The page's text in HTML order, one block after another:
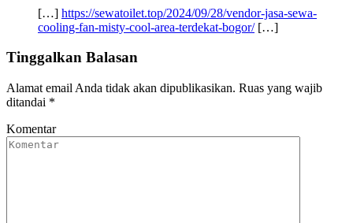
[…] https://sewatoilet.top/2024/09/28/vendor-jasa-sewa-
cooling-fan-misty-cool-area-terdekat-bogor/[…]
Tinggalkan Balasan
Alamat email Anda tidak akan dipublikasikan. Ruas yang wajib
ditandai *
Komentar